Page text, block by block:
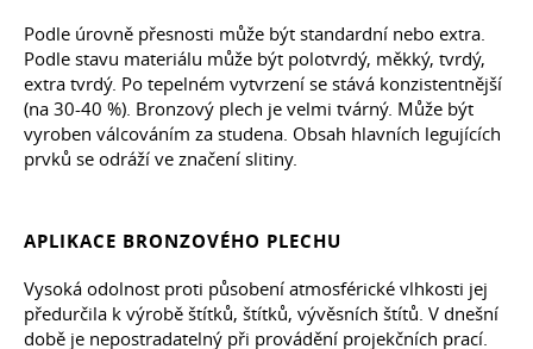
Podle úrovně přesnosti může být standardní nebo extra.
Podle stavu materiálu může být polotvrdý, měkký, tvrdý,
extra tvrdý. Po tepelném vytvrzení se stává konzistentnější
(na 30-40 %). Bronzový plech je velmi tvárný. Může být
vyroben válcováním za studena. Obsah hlavních legujících
prvků se odráží ve značení slitiny.
APLIKACE BRONZOVÉHO PLECHU
Vysoká odolnost proti působení atmosférické vlhkosti jej
předurčila k výrobě štítků, štítků, vývěsních štítů. V dnešní
době je nepostradatelný při provádění projekčních prací.